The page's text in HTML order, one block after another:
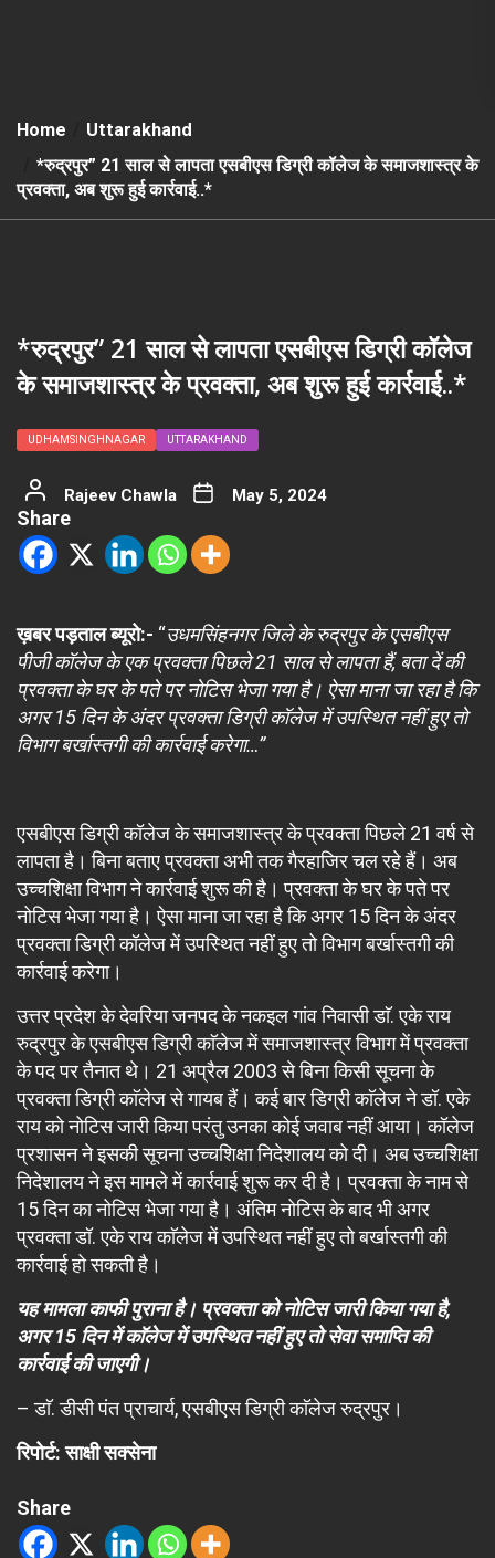
Home
Uttarakhand
*रुद्रपुर” 21 साल से लापता एसबीएस डिग्री कॉलेज के समाजशास्त्र के
प्रवक्ता, अब शुरू हुई कार्रवाई..*
*रुद्रपुर” 21 साल से लापता एसबीएस डिग्री कॉलेज
के समाजशास्त्र के प्रवक्ता, अब शुरू हुई कार्रवाई..*
UDHAMSINGHNAGAR UTTARAKHAND
Rajeev Chawla May 5, 2024
Share
ख़बर पड़ताल ब्यूरो:- “उधमसिंहनगर जिले के रुद्रपुर के एसबीएस
पीजी कॉलेज के एक प्रवक्ता पिछले 21 साल से लापता हैं, बता दें की
प्रवक्ता के घर के पते पर नोटिस भेजा गया है। ऐसा माना जा रहा है कि
अगर 15 दिन के अंदर प्रवक्ता डिग्री कॉलेज में उपस्थित नहीं हुए तो
विभाग बर्खास्तगी की कार्रवाई करेगा…”
एसबीएस डिग्री कॉलेज के समाजशास्त्र के प्रवक्ता पिछले 21 वर्ष से
लापता है। बिना बताए प्रवक्ता अभी तक गैरहाजिर चल रहे हैं। अब
उच्चशिक्षा विभाग ने कार्रवाई शुरू की है। प्रवक्ता के घर के पते पर
नोटिस भेजा गया है। ऐसा माना जा रहा है कि अगर 15 दिन के अंदर
प्रवक्ता डिग्री कॉलेज में उपस्थित नहीं हुए तो विभाग बर्खास्तगी की
कार्रवाई करेगा।
उत्तर प्रदेश के देवरिया जनपद के नकइल गांव निवासी डाॅ. एके राय
रुद्रपुर के एसबीएस डिग्री काॅलेज में समाजशास्त्र विभाग में प्रवक्ता
के पद पर तैनात थे। 21 अप्रैल 2003 से बिना किसी सूचना के
प्रवक्ता डिग्री काॅलेज से गायब हैं। कई बार डिग्री काॅलेज ने डॉ. एके
राय को नोटिस जारी किया परंतु उनका कोई जवाब नहीं आया। कॉलेज
प्रशासन ने इसकी सूचना उच्चशिक्षा निदेशालय को दी। अब उच्चशिक्षा
निदेशालय ने इस मामले में कार्रवाई शुरू कर दी है। प्रवक्ता के नाम से
15 दिन का नोटिस भेजा गया है। अंतिम नोटिस के बाद भी अगर
प्रवक्ता डॉ. एके राय काॅलेज में उपस्थित नहीं हुए तो बर्खास्तगी की
कार्रवाई हो सकती है।
यह मामला काफी पुराना है। प्रवक्ता को नोटिस जारी किया गया है,
अगर 15 दिन में काॅलेज में उपस्थित नहीं हुए तो सेवा समाप्ति की
कार्रवाई की जाएगी।
– डाॅ. डीसी पंत प्राचार्य, एसबीएस डिग्री काॅलेज रुद्रपुर।
रिपोर्ट: साक्षी सक्सेना
Share